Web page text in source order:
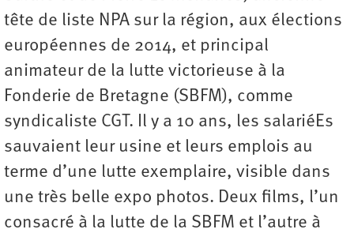
tête de liste NPA sur la région, aux élections
européennes de 2014, et principal
animateur de la lutte victorieuse à la
Fonderie de Bretagne (SBFM), comme
syndicaliste CGT. Il y a 10 ans, les salariéEs
sauvaient leur usine et leurs emplois au
terme d’une lutte exemplaire, visible dans
une très belle expo photos. Deux films, l’un
consacré à la lutte de la SBFM et l’autre à